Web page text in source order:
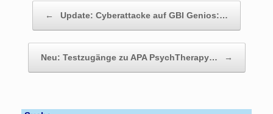
← Update: Cyberattacke auf GBI Genios:…
Neu: Testzugänge zu APA PsychTherapy… →